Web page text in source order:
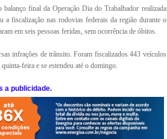
final da Operação Dia do Trabalhador realizada
fiscalização nas rodovias federais da região durante o
em seis pessoas feridas, sem ocorrência de óbitos.
infrações de trânsito. Foram fiscalizados 443 veículos
feira e se estendeu até o domingo.
a publicidade.